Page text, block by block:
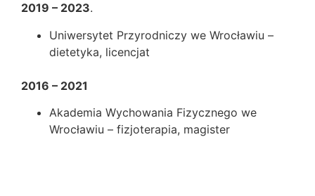
2019 – 2023.
Uniwersytet Przyrodniczy we Wrocławiu –
dietetyka, licencjat
2016 – 2021
Akademia Wychowania Fizycznego we
Wrocławiu – fizjoterapia, magister